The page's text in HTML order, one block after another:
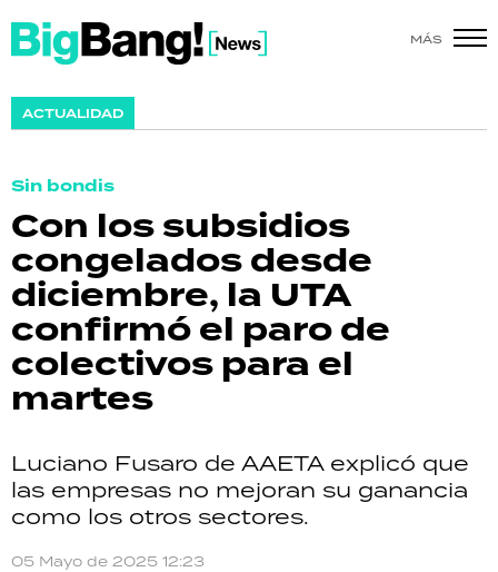
MÁS
ACTUALIDAD
Sin bondis
Con los subsidios
congelados desde
diciembre, la UTA
confirmó el paro de
colectivos para el
martes
Luciano Fusaro de AAETA explicó que
las empresas no mejoran su ganancia
como los otros sectores.
05 Mayo de 2025 12:23
SHOW
ACTUALIDAD
POLICIALES
ECONOMÍA
GRAN HERMANO
SALUD
DEPORTES
TECNOLOGÍA